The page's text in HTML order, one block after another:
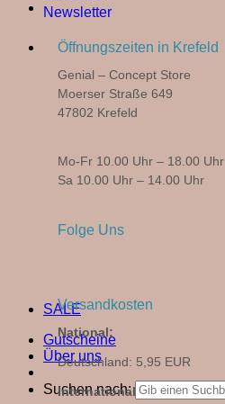
SALE
Gutscheine
Über uns
Suchen nach:
Newsletter
Öffnungszeiten in Krefeld
Genial – Concept Store
Moerser Straße 649
47802 Krefeld
Mo-Fr 10.00 Uhr – 18.00 Uhr
Sa 10.00 Uhr – 14.00 Uhr
Folge Uns
Versandkosten
National:
Deutschland: 5,95 EUR
International